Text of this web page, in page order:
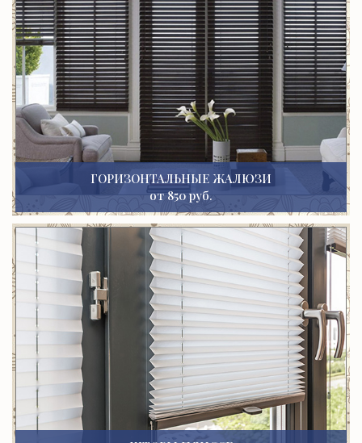
ГОРИЗОНТАЛЬНЫЕ ЖАЛЮЗИ
от 850 руб.